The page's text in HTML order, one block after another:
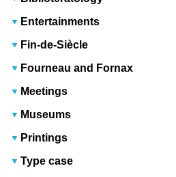
Entertainments
Fin-de-Siècle
Fourneau and Fornax
Meetings
Museums
Printings
Type case